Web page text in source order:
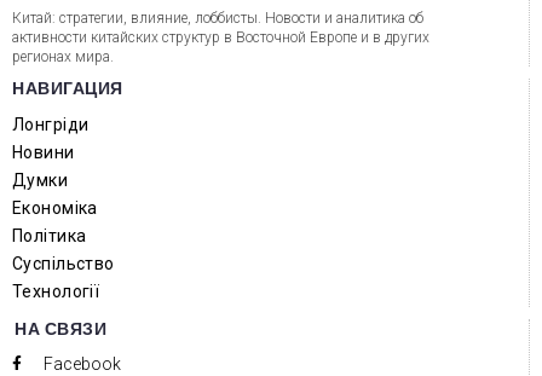
Китай: стратегии, влияние, лоббисты. Новости и аналитика об
активности китайских структур в Восточной Европе и в других
регионах мира.
НАВИГАЦИЯ
Лонгріди
Новини
Думки
Економіка
Політика
Суспільство
Технології
НА СВЯЗИ
Facebook